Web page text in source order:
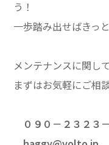
う！
一歩踏み出せばきっ
メンテナンスに関し
まずはお気軽にご相
０９０－２３２３